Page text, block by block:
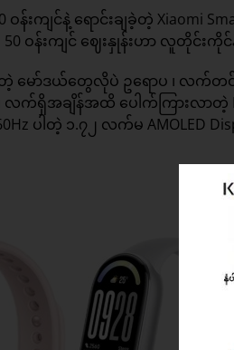
ဝန်းကျင်နဲ့ ရောင်းချခဲ့တဲ့
ဝန်းကျင် ဈေးနှုန်းဟာ လူတိုင်းကိုင်
မော်ဒယ်တွေလိုပဲ ဥရောပ ၊ လက်
လက်ရှိအချိန်အထိ ပေါက်ကြားလာ
၁.၇၂ လက်မ AMOLED Display